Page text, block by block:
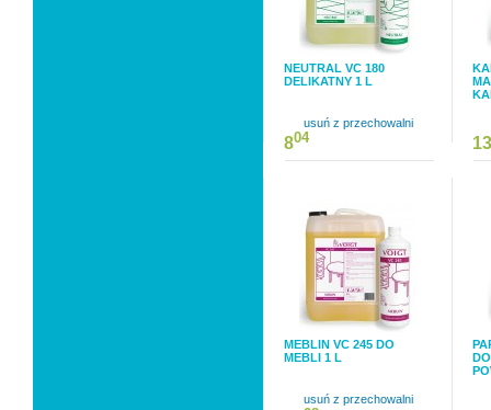
NEUTRAL VC 180
DELIKATNY 1 L
usuń z przechowalni
804 13
MEBLIN VC 245 DO
MEBLI 1 L
usuń z przechowalni